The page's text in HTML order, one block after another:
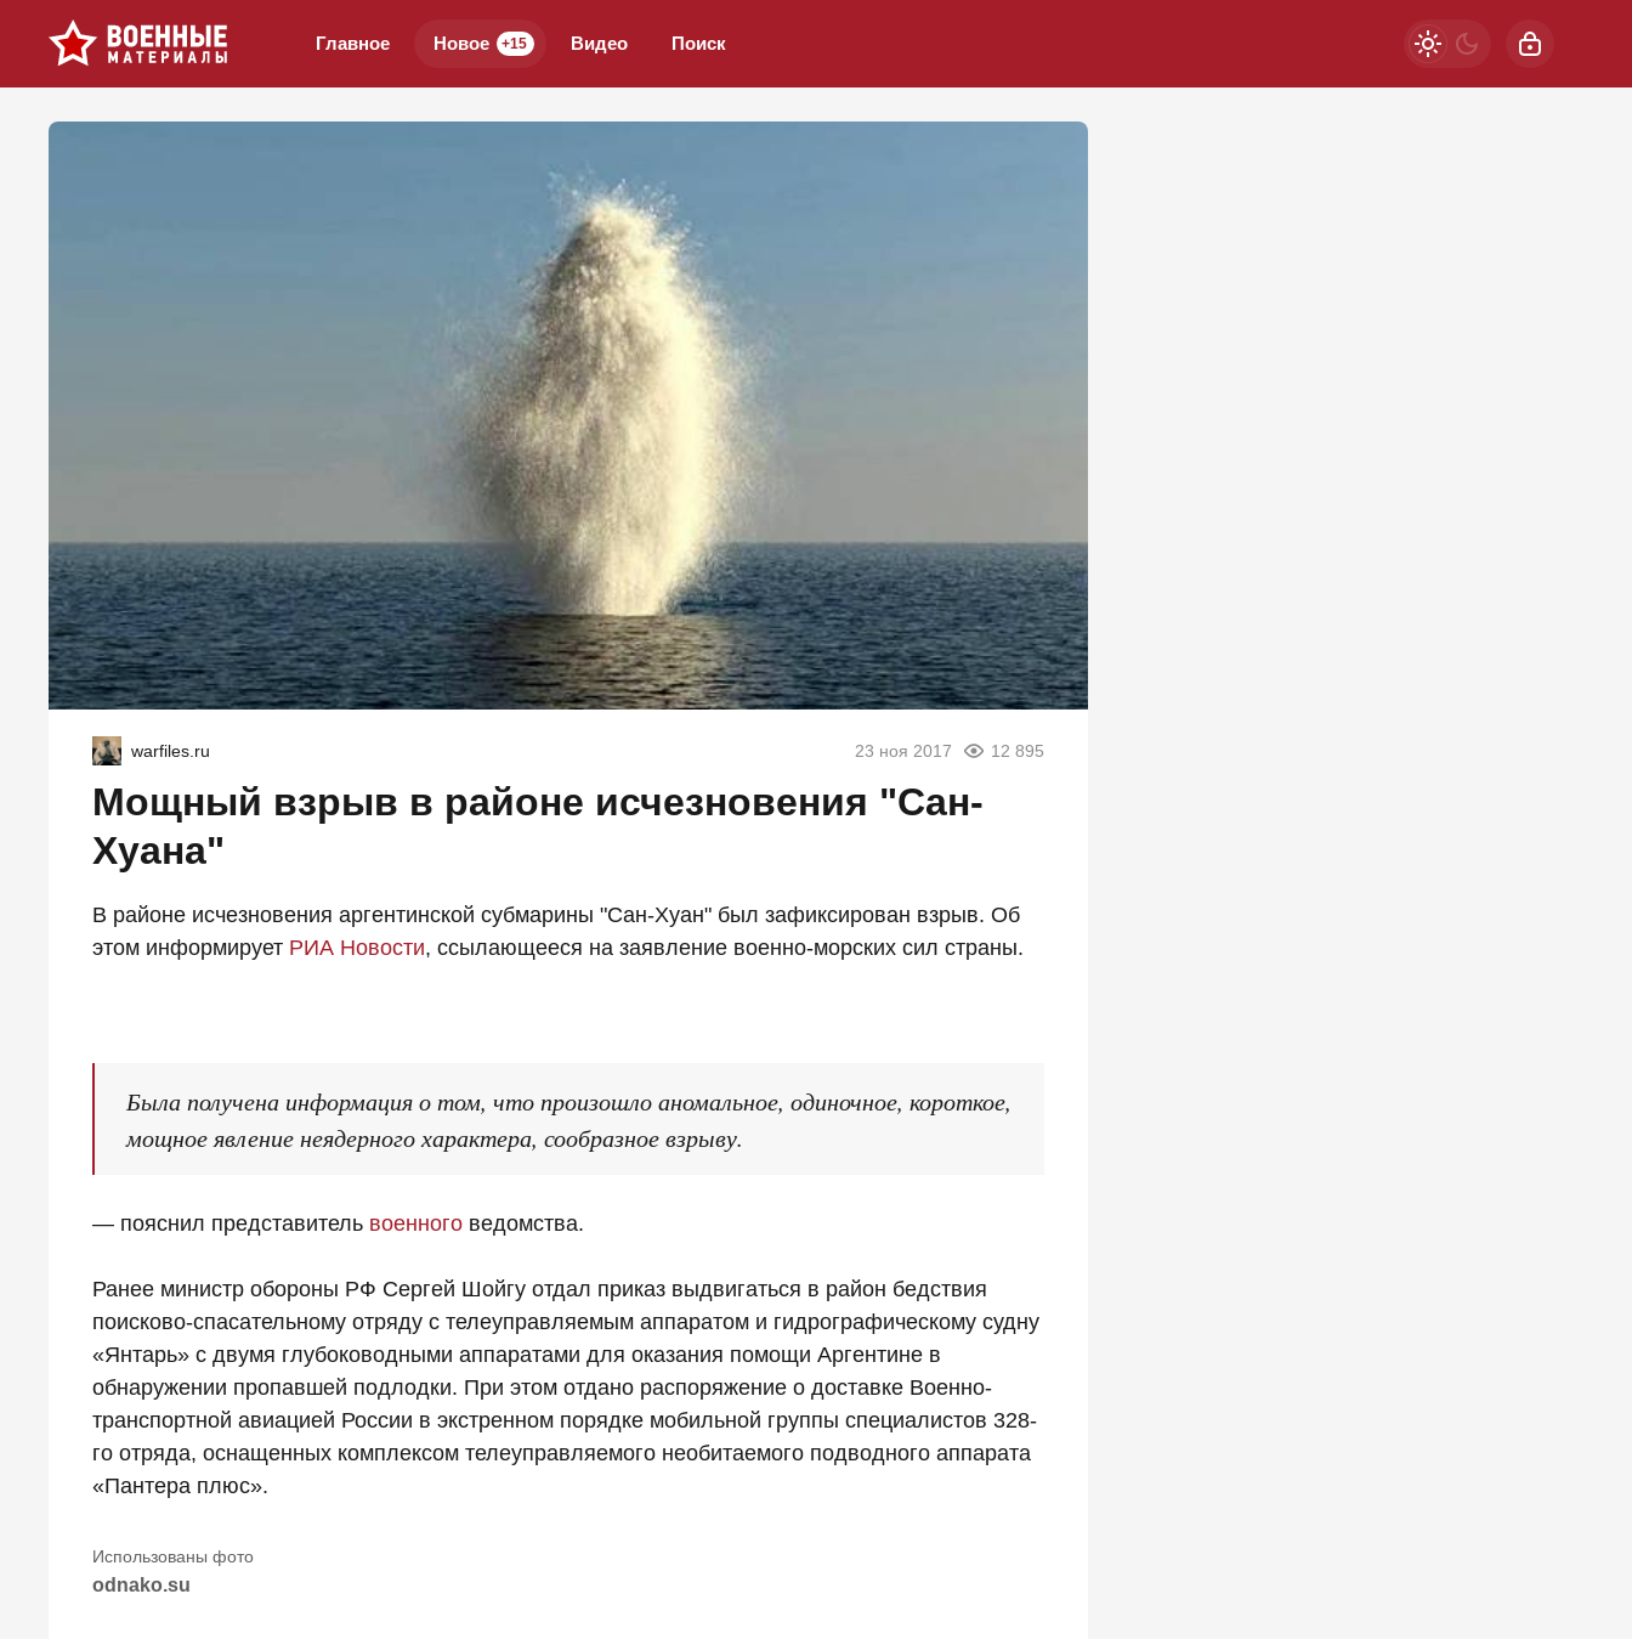
Главное Новое +15 Видео Поиск
warfiles.ru 23 ноя 2017 12 895
Мощный взрыв в районе исчезновения "Сан-
Хуана"
В районе исчезновения аргентинской субмарины "Сан-Хуан" был зафиксирован взрыв. Об
этом информирует РИА Новости, ссылающееся на заявление военно-морских сил страны.
Была получена информация о том, что произошло аномальное, одиночное, короткое,
мощное явление неядерного характера, сообразное взрыву.
— пояснил представитель военного ведомства.
Ранее министр обороны РФ Сергей Шойгу отдал приказ выдвигаться в район бедствия
поисково-спасательному отряду с телеуправляемым аппаратом и гидрографическому судну
«Янтарь» с двумя глубоководными аппаратами для оказания помощи Аргентине в
обнаружении пропавшей подлодки. При этом отдано распоряжение о доставке Военно-
транспортной авиацией России в экстренном порядке мобильной группы специалистов 328-
го отряда, оснащенных комплексом телеуправляемого необитаемого подводного аппарата
«Пантера плюс».
odnako.su